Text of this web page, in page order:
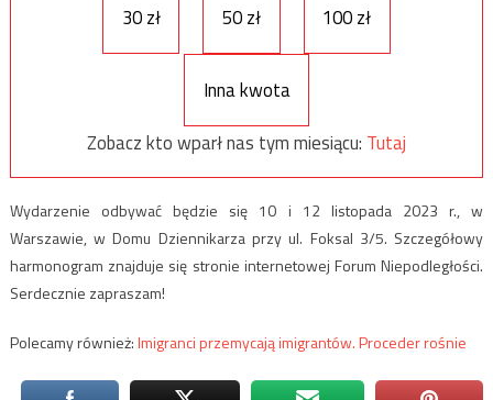
30 zł 50 zł 100 zł
Inna kwota
Zobacz kto wparł nas tym miesiącu: Tutaj
Wydarzenie odbywać będzie się 10 i 12 listopada 2023 r., w
Warszawie, w Domu Dziennikarza przy ul. Foksal 3/5. Szczegółowy
harmonogram znajduje się stronie internetowej Forum Niepodległości.
Serdecznie zapraszam!
Polecamy również:Imigranci przemycają imigrantów. Proceder rośnie